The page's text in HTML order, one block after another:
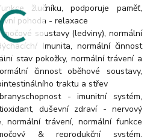
žlučníku, podporuje paměť,
pohoda - relaxace
soustavy (ledviny), normální
Imunita, normální činnost
stav pokožky, normální trávení a
činnost oběhové soustavy,
traktu a střev
- imunitní systém,
duševní zdraví - nervový
normální trávení, normální funkce
& reprodukční systém,